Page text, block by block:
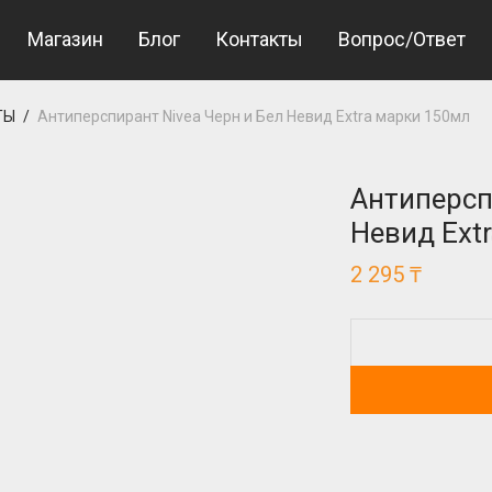
Магазин Блог Контакты Вопрос/Ответ
/ Антиперспирант Nivea Черн и Бел Невид Extra марки 150мл
Невид
2 295 ₸